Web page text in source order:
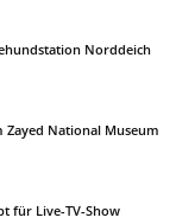
Norddeich
National Museum
für Live-TV-Show